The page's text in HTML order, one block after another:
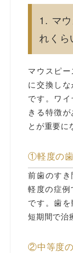
1. マ
れくら
マウスピ
に交換し
です。ワ
きる特徴
とが重要に
①軽度の
前歯のす
軽度の症
です。歯
短期間で治
②中等度